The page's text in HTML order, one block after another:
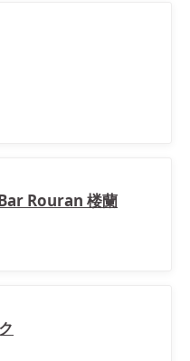
Rouran 楼蘭